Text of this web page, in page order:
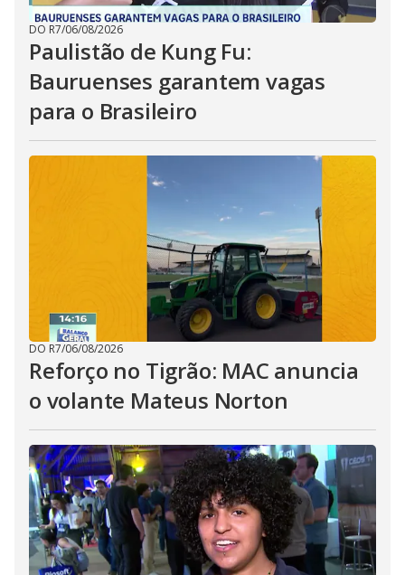
DO R7/06/08/2026
Paulistão de Kung Fu:
Bauruenses garantem vagas
para o Brasileiro
DO R7/06/08/2026
Reforço no Tigrão: MAC anuncia
o volante Mateus Norton